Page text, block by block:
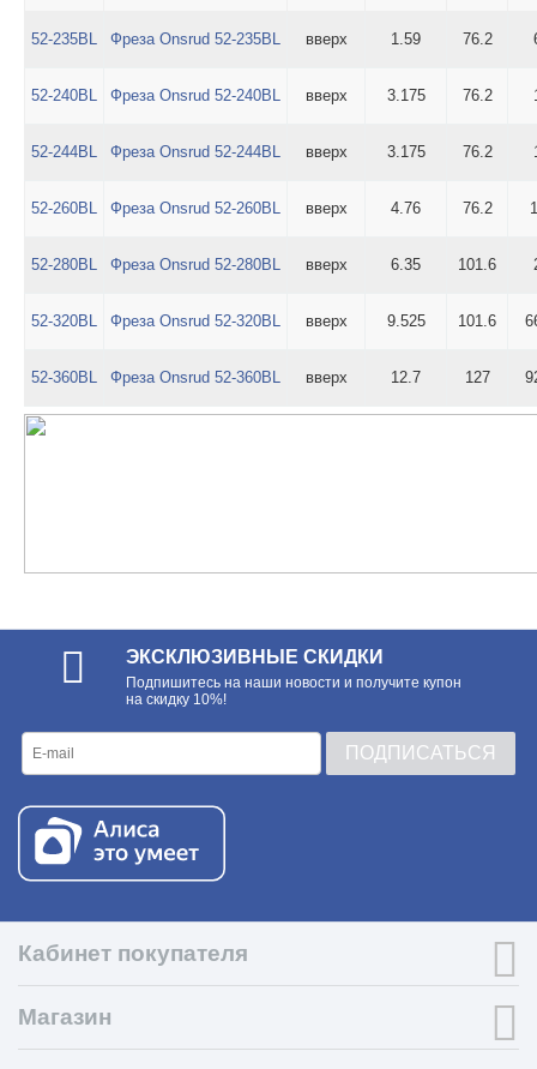
52-235BL Фреза Onsrud 52-235BL вверх 1.59 76.2
52-240BL Фреза Onsrud 52-240BL вверх 3.175 76.2
52-244BL Фреза Onsrud 52-244BL вверх 3.175 76.2
52-260BL Фреза Onsrud 52-260BL вверх 4.76 76.2
52-280BL Фреза Onsrud 52-280BL вверх 6.35 101.6
52-320BL Фреза Onsrud 52-320BL вверх 9.525 101.6
52-360BL Фреза Onsrud 52-360BL вверх 12.7 127
ЭКСКЛЮЗИВНЫЕ СКИДКИ
Подпишитесь на наши новости и получите купон
на скидку 10%!
ПОДПИСАТЬСЯ
Кабинет покупателя
Магазин